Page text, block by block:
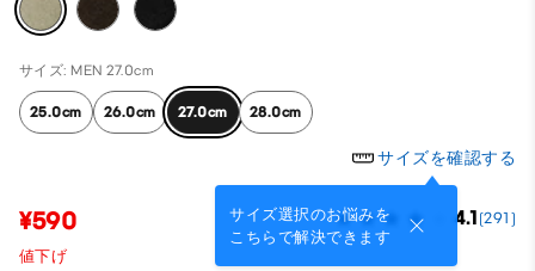
サイズ: MEN 27.0cm
25.0cm 26.0cm 27.0cm 28.0cm
サイズを確認する
サイズ選択のお悩みを
こちらで解決できます
¥590 4.1 (291)
値下げ